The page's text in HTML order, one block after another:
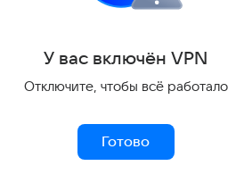
детей (если они у вас есть),
Но в постели он полный
женщины придают поцелуям
даже полезно для здоровья.
не любит! И что делать
У вас включён VPN
Отключите, чтобы всё работало
Готово